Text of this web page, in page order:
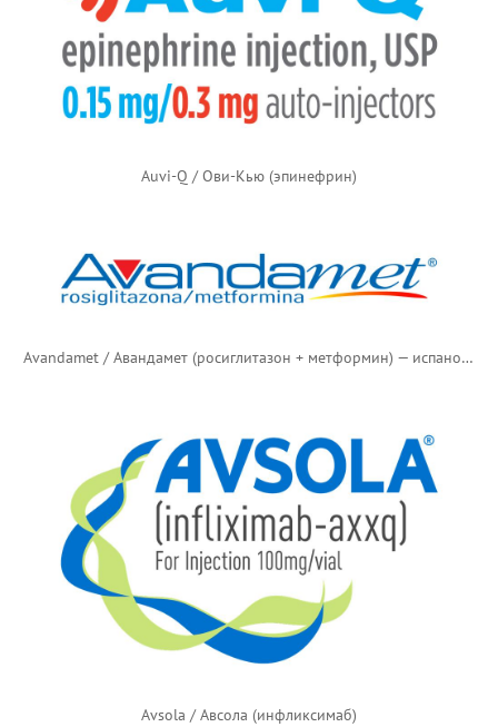
Auvi-Q / Ови-Кью (эпинефрин)
Avandamet / Авандамет (росиглитазон + метформин) — испаноязычный логотип неустановленного происхождения
Avsola / Авсола (инфликсимаб)